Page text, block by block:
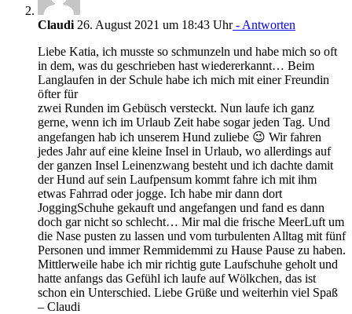
Claudi 26. August 2021 um 18:43 Uhr- Antworten
Liebe Katia, ich musste so schmunzeln und habe mich so oft
in dem, was du geschrieben hast wiedererkannt… Beim
Langlaufen in der Schule habe ich mich mit einer Freundin
öfter für
zwei Runden im Gebüsch versteckt. Nun laufe ich ganz
gerne, wenn ich im Urlaub Zeit habe sogar jeden Tag. Und
angefangen hab ich unserem Hund zuliebe 😉 Wir fahren
jedes Jahr auf eine kleine Insel in Urlaub, wo allerdings auf
der ganzen Insel Leinenzwang besteht und ich dachte damit
der Hund auf sein Laufpensum kommt fahre ich mit ihm
etwas Fahrrad oder jogge. Ich habe mir dann dort
JoggingSchuhe gekauft und angefangen und fand es dann
doch gar nicht so schlecht… Mir mal die frische MeerLuft um
die Nase pusten zu lassen und vom turbulenten Alltag mit fünf
Personen und immer Remmidemmi zu Hause Pause zu haben.
Mittlerweile habe ich mir richtig gute Laufschuhe geholt und
hatte anfangs das Gefühl ich laufe auf Wölkchen, das ist
schon ein Unterschied. Liebe Grüße und weiterhin viel Spaß
– Claudi